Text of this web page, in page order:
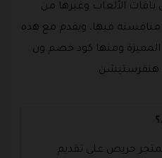
الألعاب وغيرها من
منافسته فيها، ويقدم مع هذه
ومنها كود خصم ون
هنقرستيشن.
حريص على تقديم